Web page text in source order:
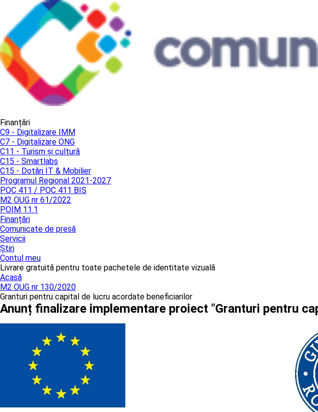
Finanțări
C9 - Digitalizare IMM
C7 - Digitalizare ONG
C11 - Turism și cultură
C15 - Smartlabs
C15 - Dotări IT & Mobilier
Programul Regional 2021-2027
POC 411 / POC 411 BIS
M2 OUG nr 61/2022
POIM 11.1
Finanțări
Comunicate de presă
Servicii
Știri
Contul meu
Livrare gratuită pentru toate pachetele de identitate vizuală
Acasă
M2 OUG nr 130/2020
Granturi pentru capital de lucru acordate beneficiarilor
Anunț finalizare implementare proiect "Granturi pentru